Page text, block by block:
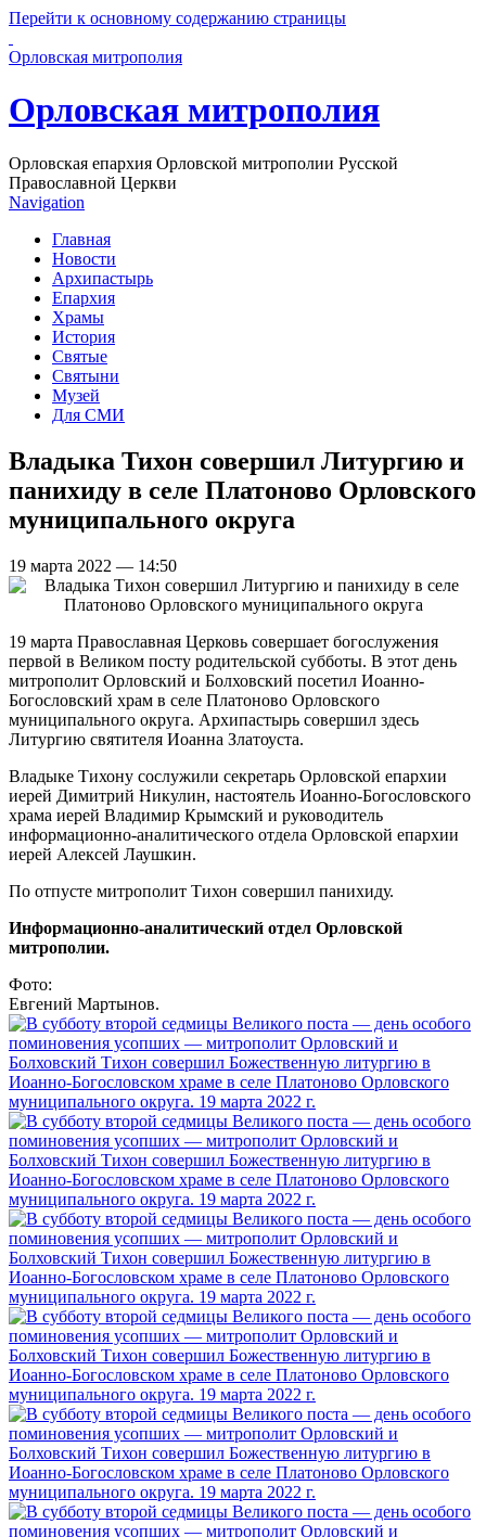
Перейти к основному содержанию страницы
Орловская митрополия
Орловская митрополия
Орловская епархия Орловской митрополии Русской
Православной Церкви
Navigation
Главная
Новости
Архипастырь
Епархия
Храмы
История
Святые
Святыни
Музей
Для СМИ
Владыка Тихон совершил Литургию и
панихиду в селе Платоново Орловского
муниципального округа
19 марта 2022 — 14:50
19 марта Православная Церковь совершает богослужения
первой в Великом посту родительской субботы. В этот день
митрополит Орловский и Болховский посетил Иоанно-
Богословский храм в селе Платоново Орловского
муниципального округа. Архипастырь совершил здесь
Литургию святителя Иоанна Златоуста.
Владыке Тихону сослужили секретарь Орловской епархии
иерей Димитрий Никулин, настоятель Иоанно-Богословского
храма иерей Владимир Крымский и руководитель
информационно-аналитического отдела Орловской епархии
иерей Алексей Лаушкин.
По отпусте митрополит Тихон совершил панихиду.
Информационно-аналитический отдел Орловской
митрополии.
Фото:
Евгений Мартынов.